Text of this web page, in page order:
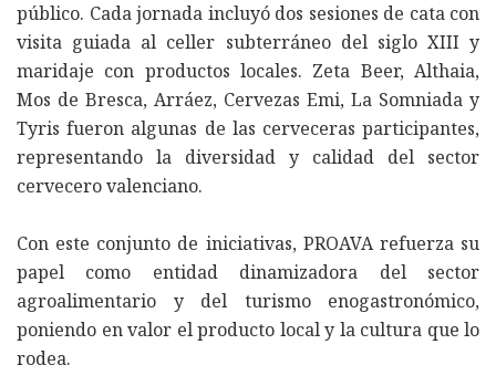
público. Cada jornada incluyó dos sesiones de cata con
visita guiada al celler subterráneo del siglo XIII y
maridaje con productos locales. Zeta Beer, Althaia,
Mos de Bresca, Arráez, Cervezas Emi, La Somniada y
Tyris fueron algunas de las cerveceras participantes,
representando la diversidad y calidad del sector
cervecero valenciano.
Con este conjunto de iniciativas, PROAVA refuerza su
papel como entidad dinamizadora del sector
agroalimentario y del turismo enogastronómico,
poniendo en valor el producto local y la cultura que lo
rodea.